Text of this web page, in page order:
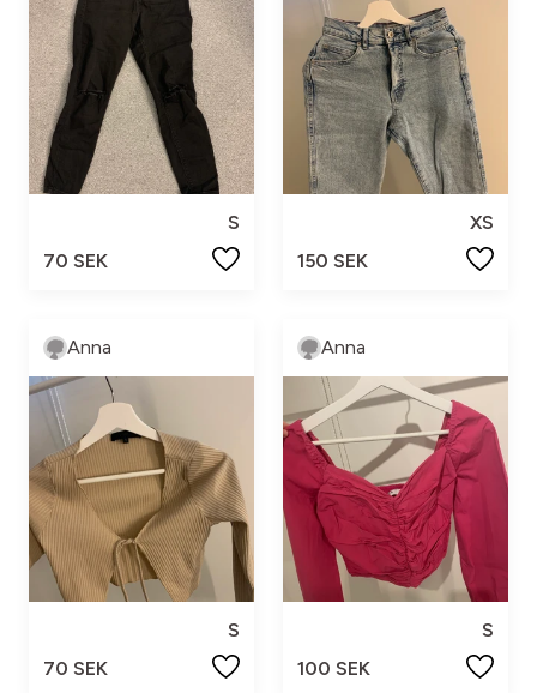
S
70 SEK
XS
150 SEK
Anna
S
70 SEK
Anna
S
100 SEK